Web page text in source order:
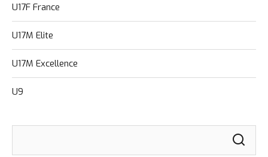
U17F France
U17M Elite
U17M Excellence
U9